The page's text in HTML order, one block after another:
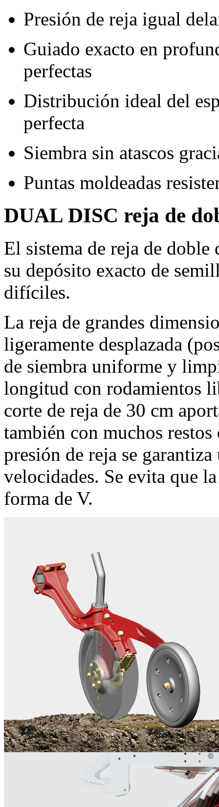
Presión de reja igual
Guiado exacto en
perfectas
Distribución ideal del
perfecta
Siembra sin atascos
Puntas moldeadas
DUAL DISC reja de
El sistema de reja de
su depósito exacto de
difíciles.
La reja de grandes
ligeramente desplazada
de siembra uniforme y
longitud con rodamientos
corte de reja de 30 cm
también con muchos
presión de reja se
velocidades. Se evita que
forma de V.